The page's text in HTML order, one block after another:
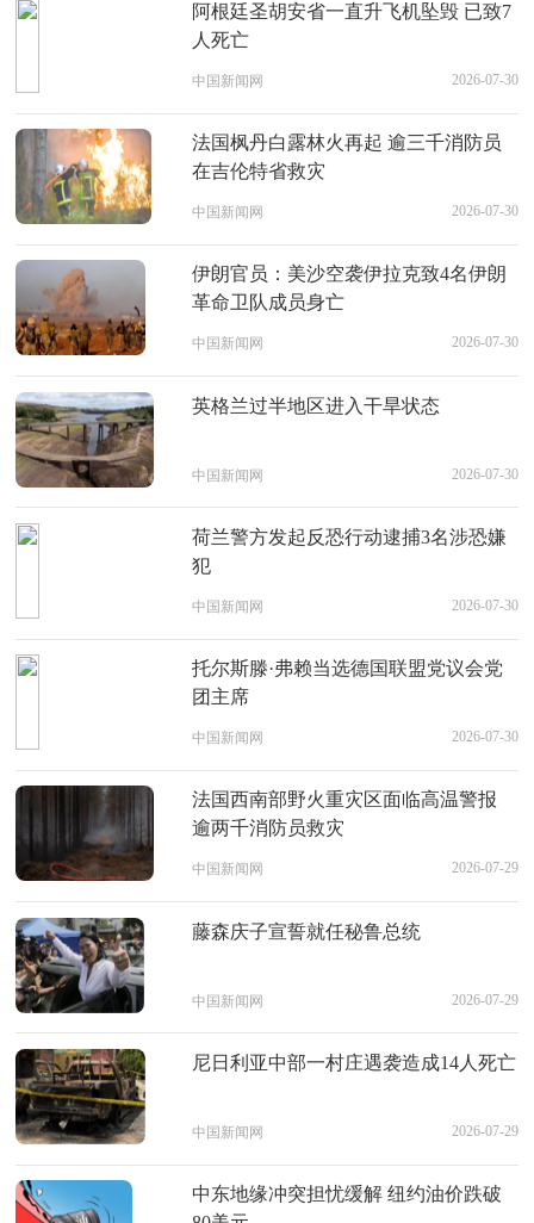
阿根廷圣胡安省一直升飞机坠毁 已致7
人死亡
中国新闻网 2026-07-30
法国枫丹白露林火再起 逾三千消防员
在吉伦特省救灾
中国新闻网 2026-07-30
伊朗官员：美沙空袭伊拉克致4名伊朗
革命卫队成员身亡
中国新闻网 2026-07-30
英格兰过半地区进入干旱状态
中国新闻网 2026-07-30
荷兰警方发起反恐行动逮捕3名涉恐嫌
犯
中国新闻网 2026-07-30
托尔斯滕·弗赖当选德国联盟党议会党
团主席
中国新闻网 2026-07-30
法国西南部野火重灾区面临高温警报
逾两千消防员救灾
中国新闻网 2026-07-29
藤森庆子宣誓就任秘鲁总统
中国新闻网 2026-07-29
尼日利亚中部一村庄遇袭造成14人死亡
中国新闻网 2026-07-29
中东地缘冲突担忧缓解 纽约油价跌破